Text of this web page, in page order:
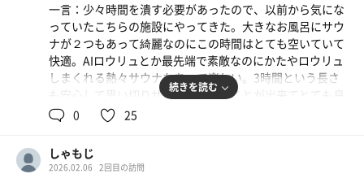
一言：少々時間を潰す必要があったので、以前から気にな
っていたこちらの施設にやってきた。大きなお風呂にサウ
ナが２つもあって綺麗なのにこの時間はとても空いていて
快適。AIロウリュとか最先端で素敵なのにかたやロウリュ
しまくれる熱々サウナもあって楽しい。3時間という長さ
も安心して思い切りサウナを楽しむことが出来てとても良
い。和テイストで雰囲気もいいし休憩スペースは知人と来
イ！
続きを読む
0 25
しゃもじ
2026.02.06 2回目の訪問